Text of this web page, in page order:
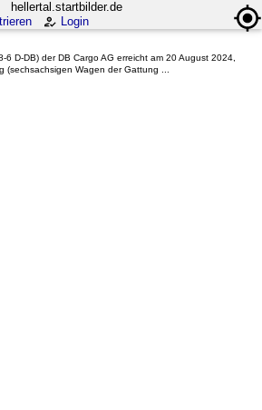
hellertal.startbilder.de
Login
D-DB) der DB Cargo AG erreicht am 20 August 2024,
(sechsachsigen Wagen der Gattung ...